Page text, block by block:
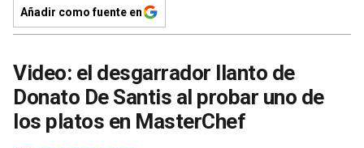
Añadir como fuente en
Video: el desgarrador llanto de
Donato De Santis al probar uno de
los platos en MasterChef